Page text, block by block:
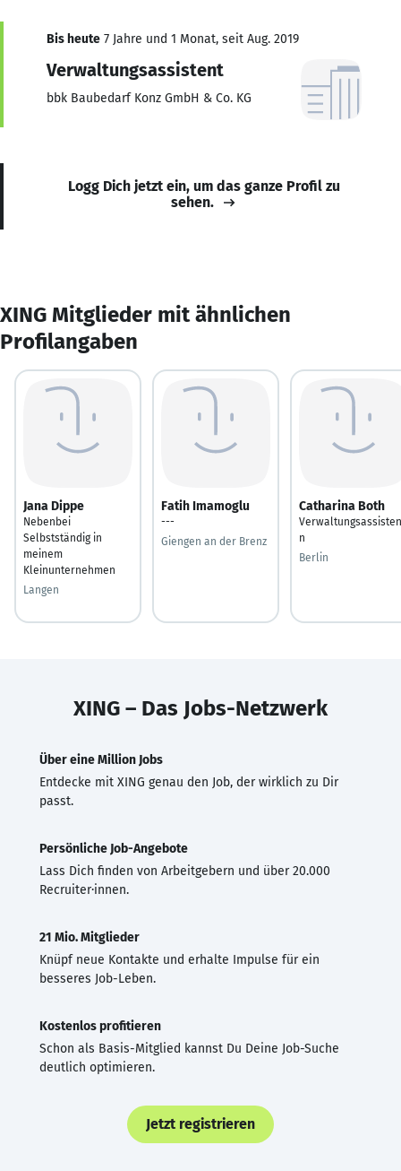
Bis heute 7 Jahre und 1 Monat, seit Aug. 2019
Verwaltungsassistent
bbk Baubedarf Konz GmbH & Co. KG
Logg Dich jetzt ein, um das ganze Profil zu
sehen.
XING Mitglieder mit ähnlichen
Profilangaben
Jana Dippe
Nebenbei
Selbstständig in
meinem
Kleinunternehmen
Langen
Fatih Imamoglu
---
Giengen an der Brenz
Catharina Both
n
Berlin
XING – Das Jobs-Netzwerk
Über eine Million Jobs
Entdecke mit XING genau den Job, der wirklich zu Dir
passt.
Persönliche Job-Angebote
Lass Dich finden von Arbeitgebern und über 20.000
Recruiter·innen.
21 Mio. Mitglieder
Knüpf neue Kontakte und erhalte Impulse für ein
besseres Job-Leben.
Kostenlos profitieren
Schon als Basis-Mitglied kannst Du Deine Job-Suche
deutlich optimieren.
Jetzt registrieren